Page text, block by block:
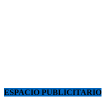
ESPACIO PUBLICITARIO